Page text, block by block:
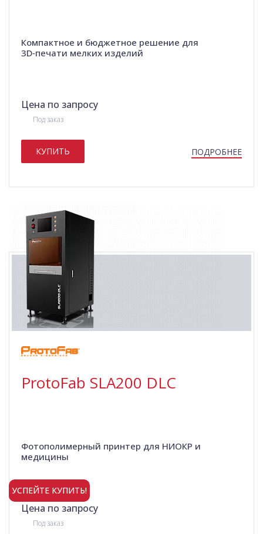
УСПЕЙТЕ КУПИТЬ!
Компактное и бюджетное решение для
3D‑печати мелких изделий
Цена по запросу
Под заказ
КУПИТЬ ПОДРОБНЕЕ
ProtoFab SLA200 DLC
Фотополимерный принтер для НИОКР и
медицины
Цена по запросу
Под заказ